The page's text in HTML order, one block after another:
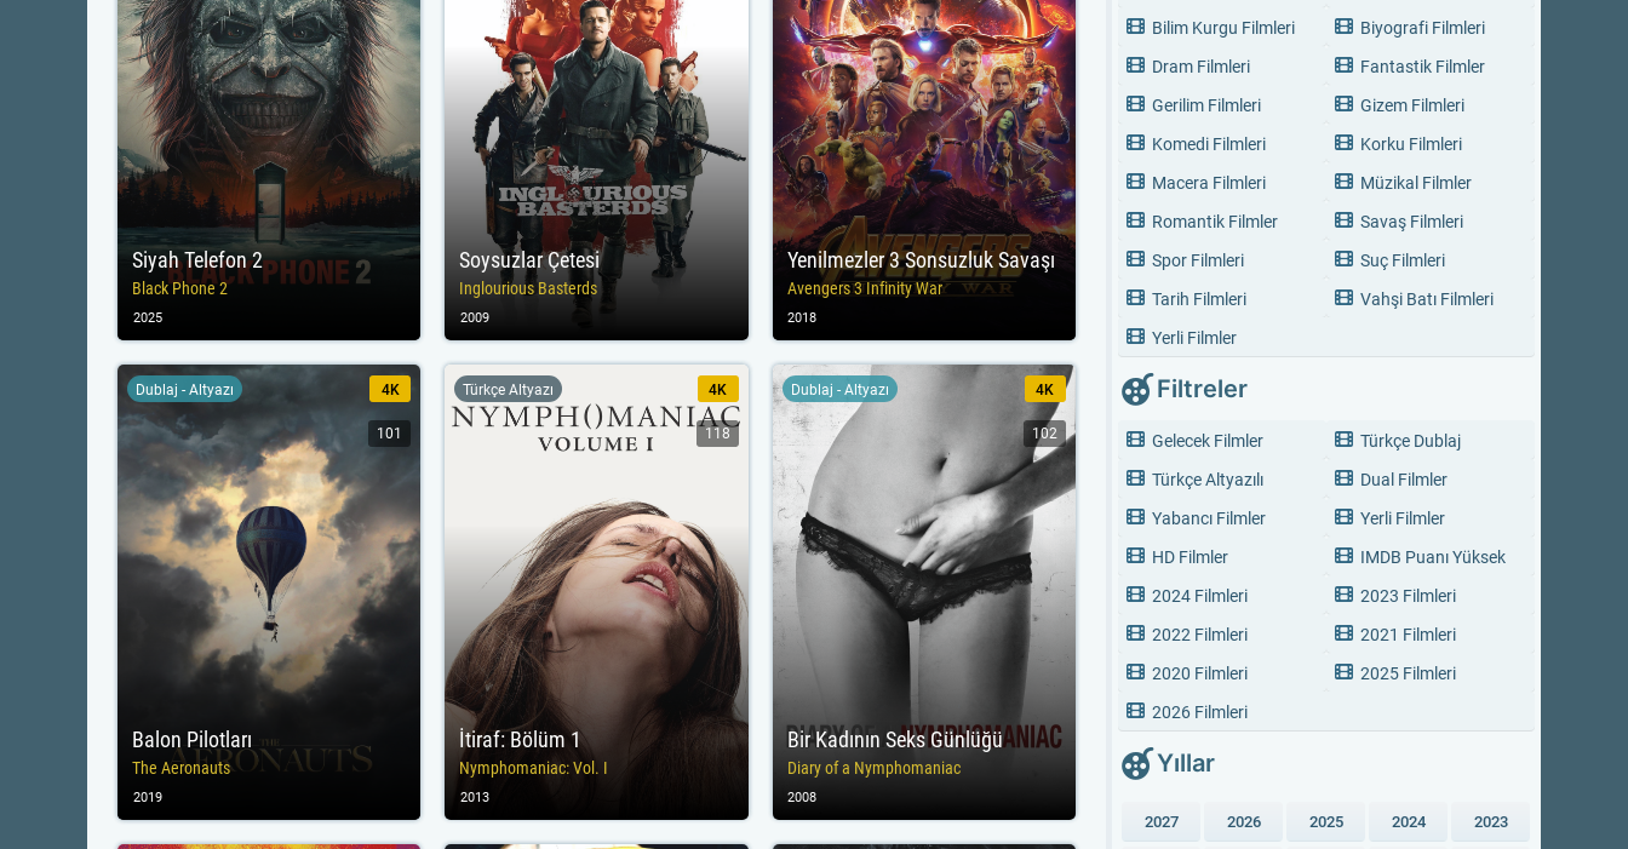
Siyah Telefon 2
Black Phone 2
2025
Soysuzlar Çetesi
Inglourious Basterds
2009
Yenilmezler 3 Sonsuzluk Savaşı
Avengers 3 Infinity War
2018
Balon Pilotları
The Aeronauts
Dublaj - Altyazı 4K
101
2019
İtiraf: Bölüm 1
Nymphomaniac: Vol. I
Türkçe Altyazı 4K
118
2013
Bir Kadının Seks Günlüğü
Diary of a Nymphomaniac
Dublaj - Altyazı 4K
102
2008
Bilim Kurgu Filmleri
Biyografi Filmleri
Dram Filmleri
Fantastik Filmler
Gerilim Filmleri
Gizem Filmleri
Komedi Filmleri
Korku Filmleri
Macera Filmleri
Müzikal Filmler
Romantik Filmler
Savaş Filmleri
Spor Filmleri
Suç Filmleri
Tarih Filmleri
Vahşi Batı Filmleri
Yerli Filmler
Filtreler
Gelecek Filmler
Türkçe Dublaj
Türkçe Altyazılı
Dual Filmler
Yabancı Filmler
Yerli Filmler
HD Filmler
IMDB Puanı Yüksek
2024 Filmleri
2023 Filmleri
2022 Filmleri
2021 Filmleri
2020 Filmleri
2025 Filmleri
2026 Filmleri
Yıllar
2027 2026 2025 2024 2023